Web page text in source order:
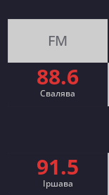
FM
88.6
Свалява
91.5
Іршава